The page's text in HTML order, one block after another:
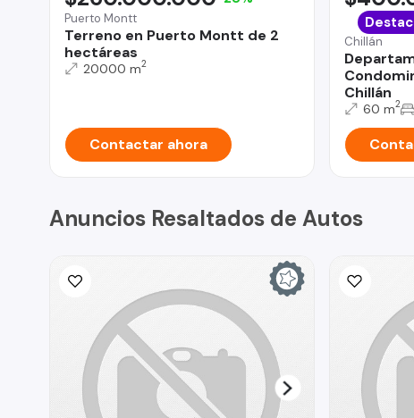
Puerto Montt
Terreno en Puerto Montt de 2
hectáreas
20000 m2
Contactar ahora
Chillán
Chillán
60 m2
Anuncios Resaltados de Autos